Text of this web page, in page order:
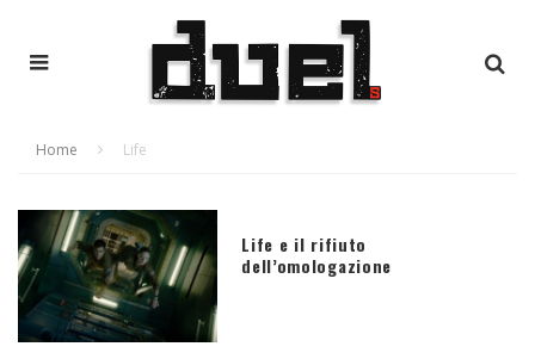
Home Life
Life e il rifiuto
dell’omologazione